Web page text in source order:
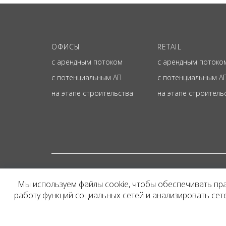
ОФИСЫ
с арендным потоком
с потенциальным АП
на этапе строительства
RETAIL
с арендным
с потенциальным
на этапе
Представленная на
и не является
Мы используем файлы cookie, чтобы обеспечивать
работу функций социальных сетей и анализировать